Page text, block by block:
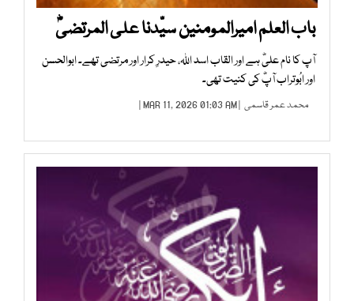
باب العلم امیرالمومنین سیّدنا علی المرتضیؓ
آپ کا نام علیؓ ہے اور القاب اسد اﷲ، حیدرِ کرار اور مرتضی تھے۔ ابوالحسن
اور ابُوتراب آپؓ کی کنیت تھی۔
محمد عمر قاسمی | MAR 11, 2026 01:03 AM |